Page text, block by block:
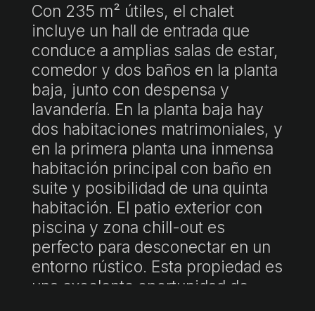
Con 235 m² útiles, el chalet
incluye un hall de entrada que
conduce a amplias salas de estar,
comedor y dos baños en la planta
baja, junto con despensa y
lavandería. En la planta baja hay
dos habitaciones matrimoniales, y
en la primera planta una inmensa
habitación principal con baño en
suite y posibilidad de una quinta
habitación. El patio exterior con
piscina y zona chill-out es
perfecto para desconectar en un
entorno rústico. Esta propiedad es
una excelente oportunidad de